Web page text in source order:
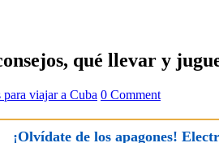
qué llevar y
para viajar a Cuba 0 Comment
¡Olvídate de los apagones!